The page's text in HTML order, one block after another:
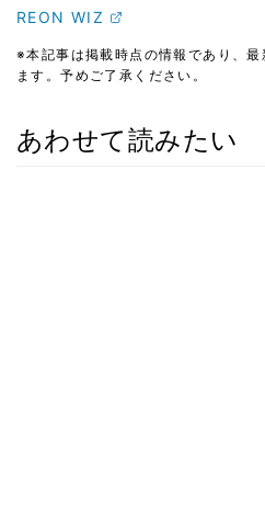
REON WIZ
※本記事は掲載時点の情報であり、
ます。予めご了承ください。
あわせて読みたい